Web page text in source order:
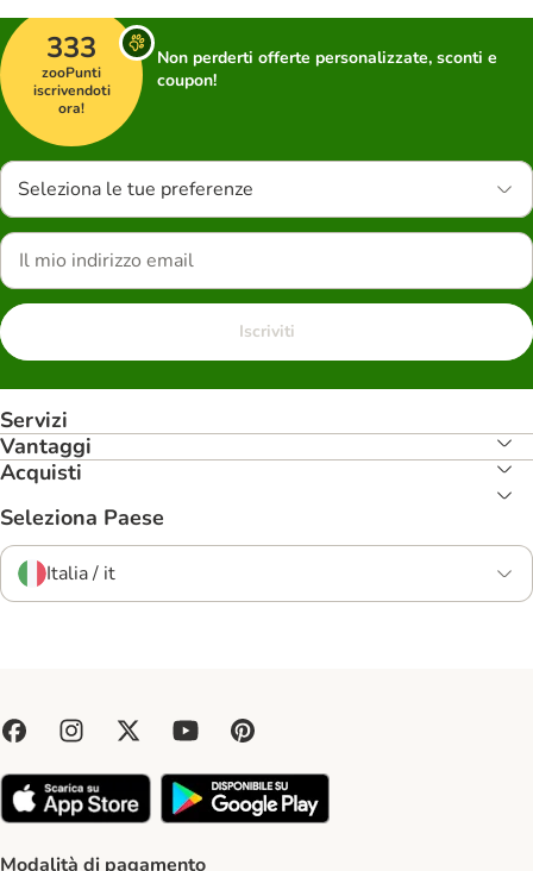
333
zooPunti
iscrivendoti
ora!
Non perderti offerte personalizzate, sconti e
coupon!
Seleziona le tue preferenze
Iscriviti
Servizi
Vantaggi
Acquisti
Seleziona Paese
Italia / it
Modalità di pagamento